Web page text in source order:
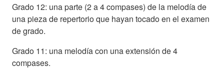
Grado 12: una parte (2 a 4 compases) de la melodía de
una pieza de repertorio que hayan tocado en el examen
de grado.
Grado 11: una melodía con una extensión de 4
compases.